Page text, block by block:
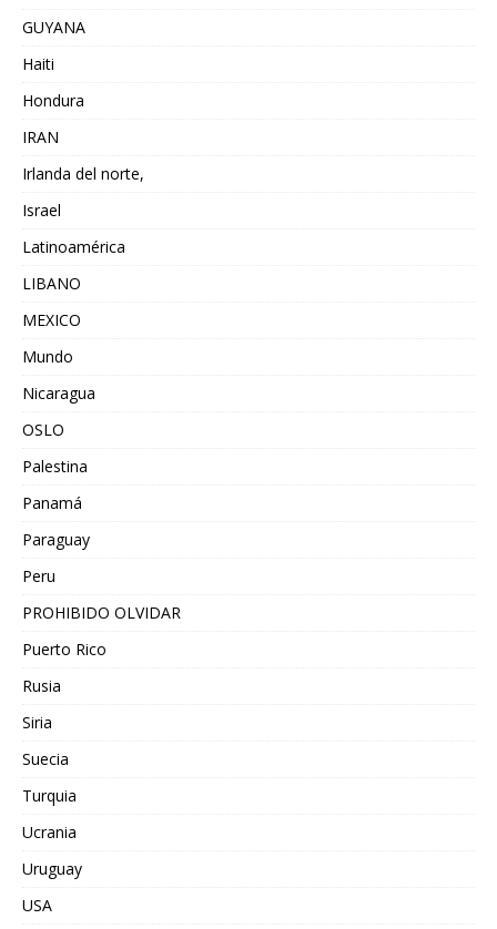
GUYANA
Haiti
Hondura
IRAN
Irlanda del norte,
Israel
Latinoamérica
LIBANO
MEXICO
Mundo
Nicaragua
OSLO
Palestina
Panamá
Paraguay
Peru
PROHIBIDO OLVIDAR
Puerto Rico
Rusia
Siria
Suecia
Turquia
Ucrania
Uruguay
USA